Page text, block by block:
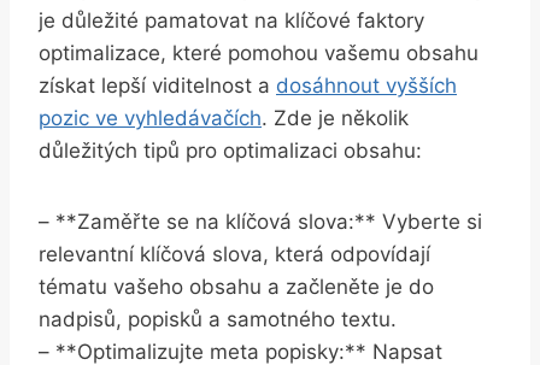
je důležité pamatovat na ​klíčové faktory
optimalizace, které pomohou vašemu obsahu
získat lepší viditelnost‍ a dosáhnout vyšších
pozic ve⁤ vyhledávačích. Zde je několik
důležitých tipů pro optimalizaci obsahu:
– **Zaměřte‌ se ⁤na klíčová ⁤slova:**⁢ Vyberte si
relevantní ‍klíčová slova, která odpovídají‍
tématu vašeho obsahu a začleněte‌ je do
‌nadpisů, popisků a samotného textu.
– **Optimalizujte meta popisky:**⁣ Napsat